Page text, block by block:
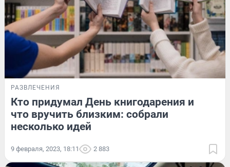
РАЗВЛЕЧЕНИЯ
Кто придумал День книгодарения и
что вручить близким: собрали
несколько идей
9 февраля, 2023, 18:11 2 883